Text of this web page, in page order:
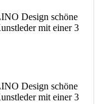
Design schöne
mit einer 3
Design schöne
mit einer 3